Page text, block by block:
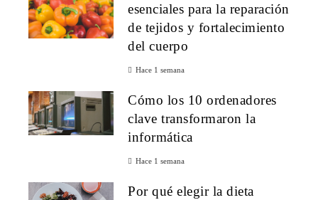
esenciales para la reparación
de tejidos y fortalecimiento
del cuerpo
Hace 1 semana
Cómo los 10 ordenadores
clave transformaron la
informática
Hace 1 semana
Por qué elegir la dieta